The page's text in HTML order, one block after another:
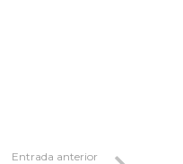
Entrada anterior